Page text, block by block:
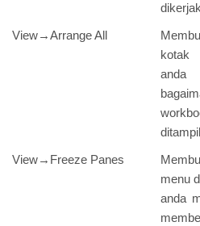
View→Arrange All
kotak
anda
View→Freeze Panes
menu
anda